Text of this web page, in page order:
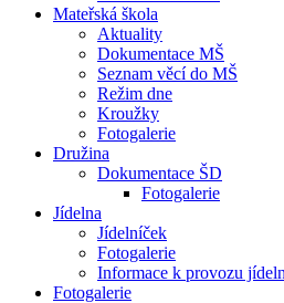
Mateřská škola
Aktuality
Dokumentace MŠ
Seznam věcí do MŠ
Režim dne
Kroužky
Fotogalerie
Družina
Dokumentace ŠD
Fotogalerie
Jídelna
Jídelníček
Fotogalerie
Informace k provozu
Fotogalerie